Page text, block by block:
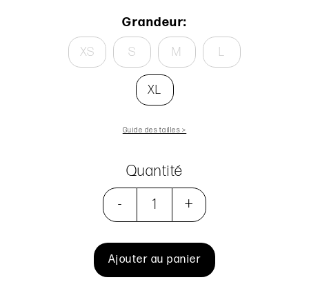
Grandeur:
XS S M L
XL
Guide des tailles >
Quantité
- +
Ajouter au panier